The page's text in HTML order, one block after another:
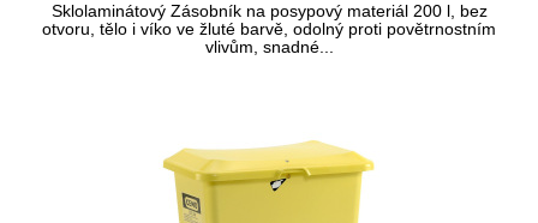
Sklolaminátový Zásobník na posypový materiál 200 l, bez
otvoru, tělo i víko ve žluté barvě, odolný proti povětrnostním
vlivům, snadné...